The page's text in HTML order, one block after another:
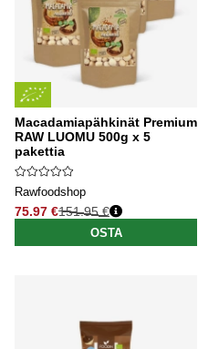
Macadamiapähkinät Premium
RAW LUOMU 500g x 5
pakettia
Rawfoodshop
75.97 €
Normaali hinta
151.95 €
OSTA